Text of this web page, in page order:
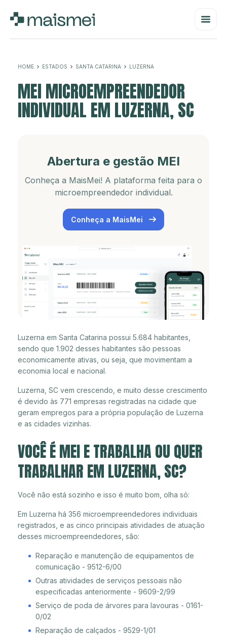
HOME ESTADOS SANTA CATARINA LUZERNA
MEI MICROEMPREENDEDOR
INDIVIDUAL EM LUZERNA, SC
Abertura e gestão MEI
Conheça a MaisMei! A plataforma feita para o
microempreendedor individual.
Conheça a MaisMei
Luzerna em Santa Catarina possui 5.684 habitantes,
sendo que 1.902 desses habitantes são pessoas
economicamente ativas, ou seja, que movimentam a
economia local e nacional.
Luzerna, SC vem crescendo, e muito desse crescimento
é devido às 771 empresas registradas na cidade que
geram empregos para a própria população de Luzerna
e as cidades vizinhas.
VOCÊ É MEI E TRABALHA OU QUER
TRABALHAR EM LUZERNA, SC?
Você não está sozinho e isso é muito bom, olha só:
Em Luzerna há 356 microempreendedores individuais
registrados, e as cinco principais atividades de atuação
desses microempreendedores, são:
Reparação e manutenção de equipamentos de
comunicação - 9512-6/00
Outras atividades de serviços pessoais não
especificadas anteriormente - 9609-2/99
Serviço de poda de árvores para lavouras - 0161-
0/02
Reparação de calçados - 9529-1/01